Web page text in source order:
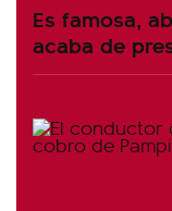
Es famosa,
acaba de